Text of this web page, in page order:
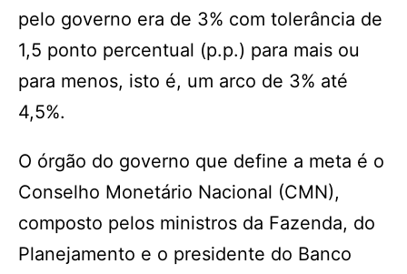
pelo governo era de 3% com tolerância de
1,5 ponto percentual (p.p.) para mais ou
para menos, isto é, um arco de 3% até
4,5%.
O órgão do governo que define a meta é o
Conselho Monetário Nacional (CMN),
composto pelos ministros da Fazenda, do
Planejamento e o presidente do Banco